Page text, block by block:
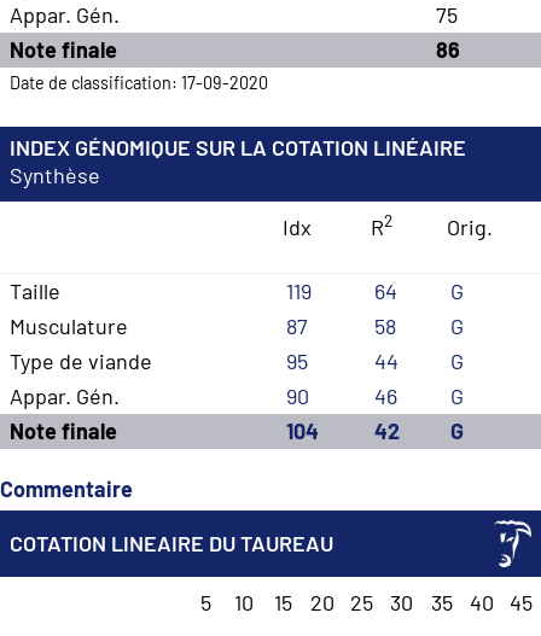
Appar. Gén.
75
Note finale
86
Date de classification: 17-09-2020
INDEX GÉNOMIQUE SUR LA COTATION LINÉAIRE
Synthèse
Idx
R2 Orig.
Taille 119 64
G
Musculature
87 58
G
Type de viande
95 44
G
Appar. Gén.
90 46
G
Note finale
104 42 G
Commentaire
COTATION LINEAIRE DU TAUREAU
5 10 15 20 25 30 35 40 45